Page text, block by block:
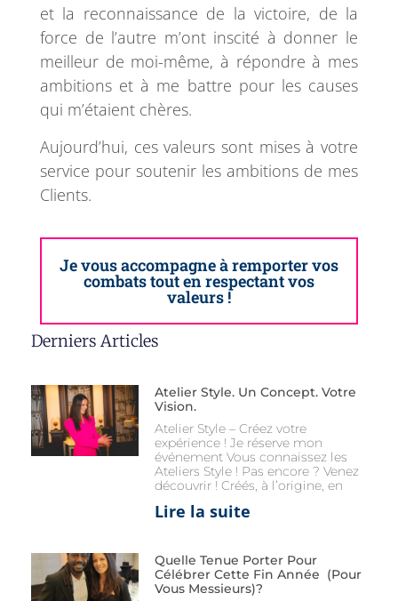
et la reconnaissance de la victoire, de la
force de l’autre m’ont inscité à donner le
meilleur de moi-même, à répondre à mes
ambitions et à me battre pour les causes
qui m’étaient chères.
Aujourd’hui, ces valeurs sont mises à votre
service pour soutenir les ambitions de mes
Clients.
Je vous accompagne à remporter vos
combats tout en respectant vos
valeurs !
Derniers Articles
Atelier Style. Un Concept. Votre
Vision.
Atelier Style – Créez votre
expérience ! Je réserve mon
événement Vous connaissez les
Ateliers Style ! Pas encore ? Venez
découvrir ! Créés, à l’origine, en
Lire la suite
Quelle Tenue Porter Pour
Célébrer Cette Fin Année (pour
Vous Messieurs)?